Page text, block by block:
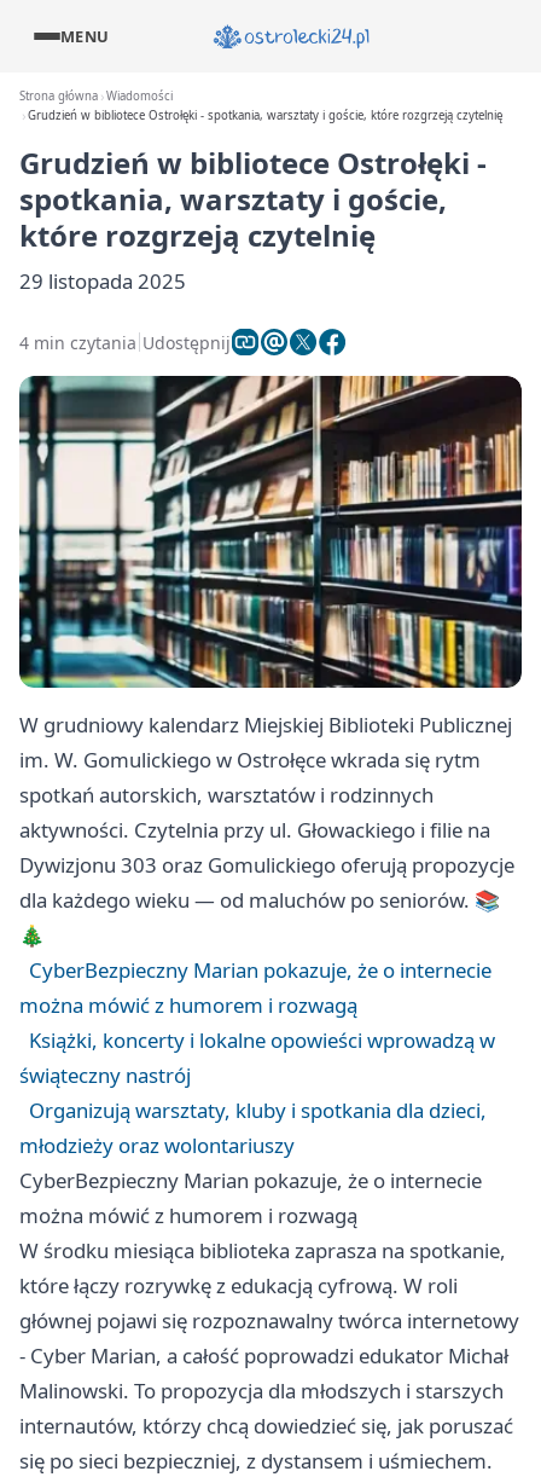
MENU
Strona główna Wiadomości
Grudzień w bibliotece Ostrołęki - spotkania, warsztaty i goście, które rozgrzeją czytelnię
Grudzień w bibliotece Ostrołęki -
spotkania, warsztaty i goście,
które rozgrzeją czytelnię
29 listopada 2025
4 min czytania Udostępnij
W grudniowy kalendarz Miejskiej Biblioteki Publicznej
im. W. Gomulickiego w Ostrołęce wkrada się rytm
spotkań autorskich, warsztatów i rodzinnych
aktywności. Czytelnia przy ul. Głowackiego i filie na
Dywizjonu 303 oraz Gomulickiego oferują propozycje
dla każdego wieku — od maluchów po seniorów. 📚
🎄
CyberBezpieczny Marian pokazuje, że o internecie
można mówić z humorem i rozwagą
Książki, koncerty i lokalne opowieści wprowadzą w
świąteczny nastrój
Organizują warsztaty, kluby i spotkania dla dzieci,
młodzieży oraz wolontariuszy
CyberBezpieczny Marian pokazuje, że o internecie
można mówić z humorem i rozwagą
W środku miesiąca biblioteka zaprasza na spotkanie,
które łączy rozrywkę z edukacją cyfrową. W roli
głównej pojawi się rozpoznawalny twórca internetowy
- Cyber Marian, a całość poprowadzi edukator Michał
Malinowski. To propozycja dla młodszych i starszych
internautów, którzy chcą dowiedzieć się, jak poruszać
się po sieci bezpieczniej, z dystansem i uśmiechem.